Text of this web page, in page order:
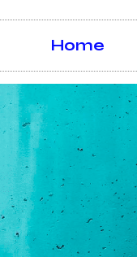
Home